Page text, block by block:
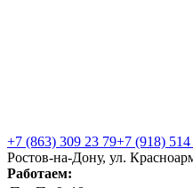
+7 (863) 309 23 79+7 (918)
Ростов-на-Дону, ул.
Работаем: